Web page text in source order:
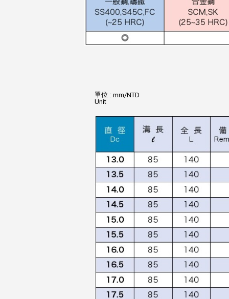
單位
Unit
: mm/NTD